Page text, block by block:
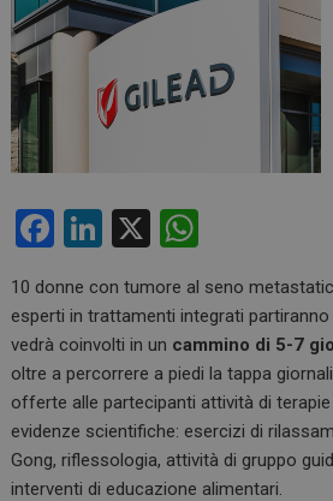
F
ce
b
o
o
k
Li
ke
dI
n
X
at
s
A
p
p
10 donne con tumore al seno
esperti in trattamenti integrati partiranno
vedrà coinvolti in un cammino di 5-7
oltre a percorrere a piedi la tappa
offerte alle partecipanti attività di
evidenze scientifiche: esercizi di
Gong, riflessologia, attività di gruppo
interventi di educazione alimentari.